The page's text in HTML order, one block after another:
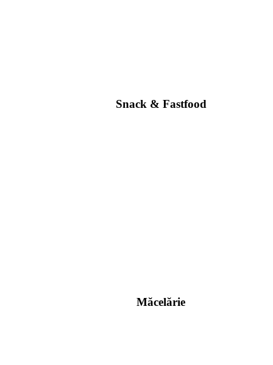
Snack & Fastfood
Măcelărie